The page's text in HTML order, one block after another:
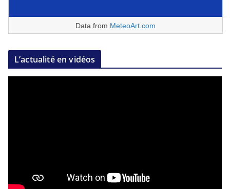
Data from MeteoArt.com
L’actualité en vidéos